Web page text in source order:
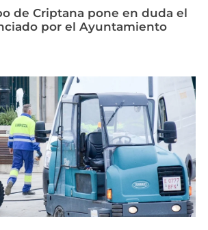
de Criptana pone en duda el
por el Ayuntamiento